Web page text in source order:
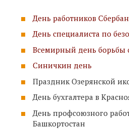
День работников
День специалиста по
Всемирный день борьбы
Синичкин день
Праздник Озерянской
День бухгалтера в
День профсоюзного
Башкортостан